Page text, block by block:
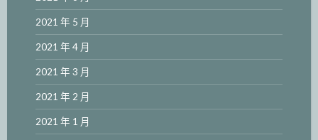
2021 年 5 月
2021 年 4 月
2021 年 3 月
2021 年 2 月
2021 年 1 月